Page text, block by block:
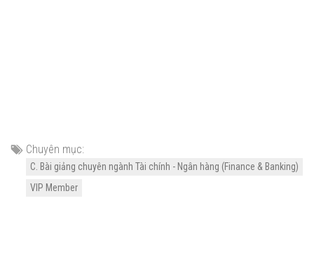
Chuyên mục:
C. Bài giảng chuyên ngành Tài chính - Ngân hàng (Finance & Banking)
VIP Member